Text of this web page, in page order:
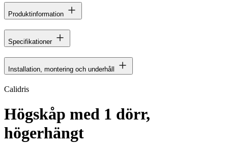
Produktinformation
Specifikationer
Installation, montering och underhåll
Calidris
Högskåp med 1 dörr,
högerhängt